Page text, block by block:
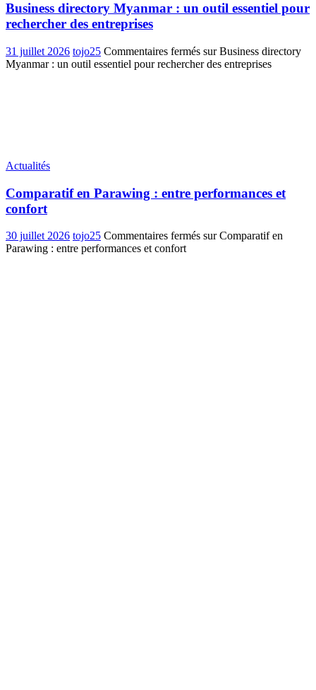
Business directory Myanmar : un outil essentiel pour
rechercher des entreprises
31 juillet 2026 tojo25 Commentaires fermés sur Business directory
Myanmar : un outil essentiel pour rechercher des entreprises
Actualités
Comparatif en Parawing : entre performances et
confort
30 juillet 2026 tojo25 Commentaires fermés sur Comparatif en
Parawing : entre performances et confort